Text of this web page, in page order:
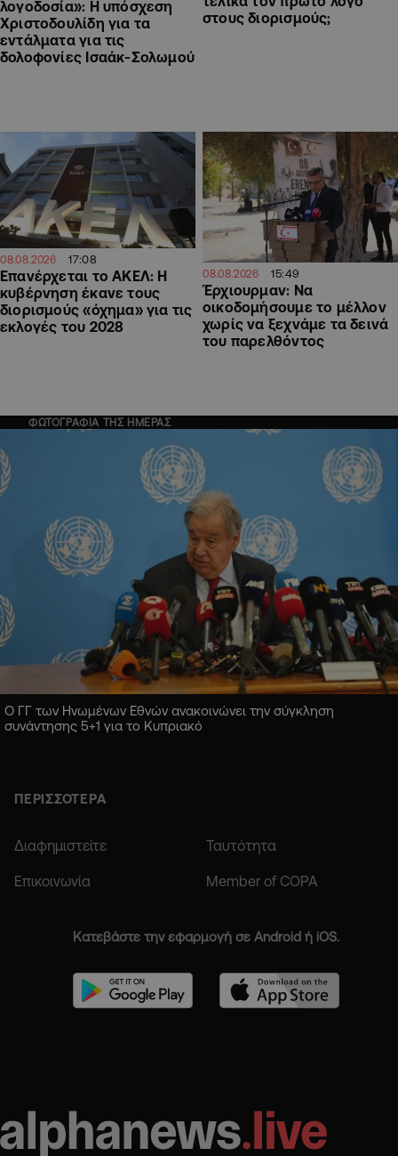
λογοδοσία»: Η υπόσχεση
Χριστοδουλίδη για τα
εντάλματα για τις
δολοφονίες Ισαάκ-Σολωμού
στους διορισμούς;
08.08.2026 17:08
Επανέρχεται το ΑΚΕΛ: Η
κυβέρνηση έκανε τους
διορισμούς «όχημα» για τις
εκλογές του 2028
08.08.2026 15:49
Έρχιουρμαν: Να
οικοδομήσουμε το μέλλον
χωρίς να ξεχνάμε τα δεινά
του παρελθόντος
ΦΩΤΟΓΡΑΦΙΑ ΤΗΣ ΗΜΕΡΑΣ
Ο ΓΓ των Ηνωμένων Εθνών ανακοινώνει την σύγκληση
συνάντησης 5+1 για το Κυπριακό
ΠΕΡΙΣΣΟΤΕΡΑ
Διαφημιστείτε Ταυτότητα
Επικοινωνία Member of COPA
Κατεβάστε την εφαρμογή σε Android ή iOS.